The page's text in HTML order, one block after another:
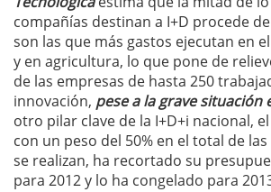
compañías destinan a I+D procede
son las que más gastos ejecutan en
y en agricultura, lo que pone de
de las empresas de hasta 250
innovación, pese a la grave situación
otro pilar clave de la I+D+i nacional,
con un peso del 50% en el total de
se realizan, ha recortado su
para 2012 y lo ha congelado para